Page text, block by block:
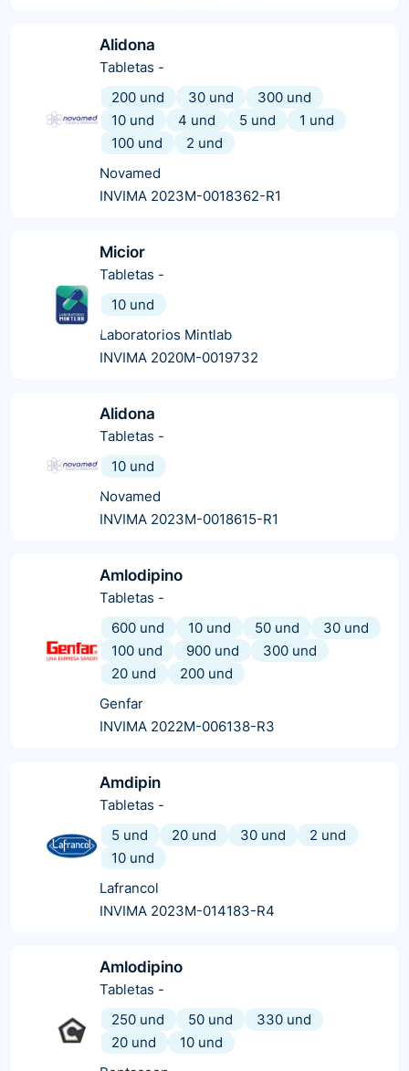
Alidona
Tabletas -
200 und
30 und
300 und
10 und
4 und 5 und
1 und
100 und
2 und
Novamed
INVIMA 2023M-0018362-R1
Micior
Tabletas -
10 und
Laboratorios Mintlab
INVIMA 2020M-0019732
Alidona
Tabletas -
10 und
Novamed
INVIMA 2023M-0018615-R1
Amlodipino
Tabletas -
600 und
10 und 50 und
30 und
100 und
900 und
300 und
20 und
200 und
Genfar
INVIMA 2022M-006138-R3
Amdipin
Tabletas -
5 und
20 und 30 und
2 und
10 und
Lafrancol
INVIMA 2023M-014183-R4
Amlodipino
Tabletas -
250 und
50 und
330 und
20 und
10 und